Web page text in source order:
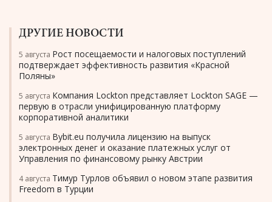
ДРУГИЕ НОВОСТИ
5 августа Рост посещаемости и налоговых поступлений
подтверждает эффективность развития «Красной
Поляны»
5 августа Компания Lockton представляет Lockton SAGE —
первую в отрасли унифицированную платформу
корпоративной аналитики
5 августа Bybit.eu получила лицензию на выпуск
электронных денег и оказание платежных услуг от
Управления по финансовому рынку Австрии
4 августа Тимур Турлов объявил о новом этапе развития
Freedom в Турции